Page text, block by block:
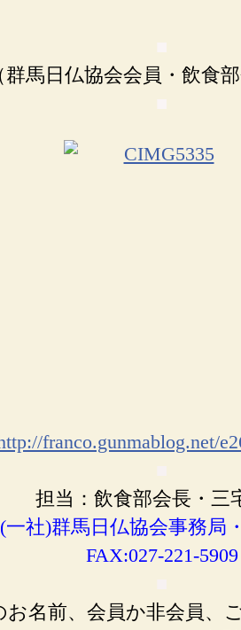
馬日仏協会会員・飲食
franco.gunmablog.net/
担当：飲食部会長・
(一社)群馬日仏協会事務局
FAX:027-221-5909
お名前、会員か非会員、